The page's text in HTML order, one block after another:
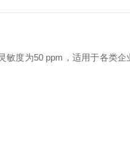
度为50 ppm，适用于各类企